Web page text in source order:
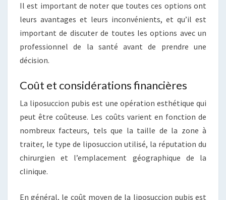
Il est important de noter que toutes ces options ont
leurs avantages et leurs inconvénients, et qu’il est
important de discuter de toutes les options avec un
professionnel de la santé avant de prendre une
décision.
Coût et considérations financières
La liposuccion pubis est une opération esthétique qui
peut être coûteuse. Les coûts varient en fonction de
nombreux facteurs, tels que la taille de la zone à
traiter, le type de liposuccion utilisé, la réputation du
chirurgien et l’emplacement géographique de la
clinique.
En général, le coût moyen de la liposuccion pubis est